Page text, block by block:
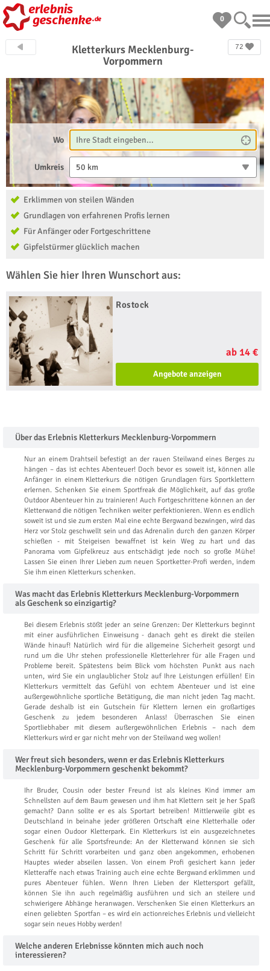
0
72
Kletterkurs Mecklenburg-
Vorpommern
Wo
Umkreis 50 km
Erklimmen von steilen Wänden
Grundlagen von erfahrenen Profis lernen
Für Anfänger oder Fortgeschrittene
Gipfelstürmer glücklich machen
Wählen Sie hier Ihren Wunschort aus:
Rostock
ab 14 €
Angebote anzeigen
Über das Erlebnis Kletterkurs Mecklenburg-Vorpommern
Nur an einem Drahtseil befestigt an der rauen Steilwand eines Berges zu
hängen – das ist echtes Abenteuer! Doch bevor es soweit ist, können alle
Anfänger in einem Kletterkurs die nötigen Grundlagen fürs Sportklettern
erlernen. Schenken Sie einem Sportfreak die Möglichkeit, auf das große
Outdoor Abenteuer hin zu trainieren! Auch Fortgeschrittene können an der
Kletterwand die nötigen Techniken weiter perfektionieren. Wenn es endlich
soweit ist und sie zum ersten Mal eine echte Bergwand bezwingen, wird das
Herz vor Stolz geschwellt sein und das Adrenalin durch den ganzen Körper
schießen - mit Steigeisen bewaffnet ist kein Weg zu hart und das
Panorama vom Gipfelkreuz aus entschädigt jede noch so große Mühe!
Lassen Sie einen Ihrer Lieben zum neuen Sportketter-Profi werden, indem
Sie ihm einen Kletterkurs schenken.
Was macht das Erlebnis Kletterkurs Mecklenburg-Vorpommern
als Geschenk so einzigartig?
Bei diesem Erlebnis stößt jeder an seine Grenzen: Der Kletterkurs beginnt
mit einer ausführlichen Einweisung - danach geht es direkt die steilen
Wände hinauf! Natürlich wird für die allgemeine Sicherheit gesorgt und
rund um die Uhr stehen professionelle Kletterlehrer für alle Fragen und
Probleme bereit. Spätestens beim Blick vom höchsten Punkt aus nach
unten, wird Sie ein unglaublicher Stolz auf Ihre Leistungen erfüllen! Ein
Kletterkurs vermittelt das Gefühl von echtem Abenteuer und ist eine
außergewöhnliche sportliche Betätigung, die man nicht jeden Tag macht.
Gerade deshalb ist ein Gutschein für Klettern lernen ein großartiges
Geschenk zu jedem besonderen Anlass! Überraschen Sie einen
Sportliebhaber mit diesem außergewöhnlichen Erlebnis – nach dem
Kletterkurs wird er gar nicht mehr von der Steilwand weg wollen!
Wer freut sich besonders, wenn er das Erlebnis Kletterkurs
Mecklenburg-Vorpommern geschenkt bekommt?
Ihr Bruder, Cousin oder bester Freund ist als kleines Kind immer am
Schnellsten auf dem Baum gewesen und ihm hat Klettern seit je her Spaß
gemacht? Dann sollte er es als Sportart betreiben! Mittlerweile gibt es
Deutschland in beinahe jeder größeren Ortschaft eine Kletterhalle oder
sogar einen Oudoor Kletterpark. Ein Kletterkurs ist ein ausgezeichnetes
Geschenk für alle Sportsfreunde: An der Kletterwand können sie sich
Schritt für Schritt vorarbeiten und ganz oben angekommen, erhobenen
Hauptes wieder abseilen lassen. Von einem Profi gesichert kann jeder
Kletteraffe nach etwas Training auch eine echte Bergwand erklimmen und
pures Abenteuer fühlen. Wenn Ihren Lieben der Klettersport gefällt,
können Sie ihn auch regelmäßig ausführen und sich an steilere und
schwierigere Abhänge heranwagen. Verschenken Sie einen Kletterkurs an
einen geliebten Sportfan – es wird ein actionreiches Erlebnis und vielleicht
sogar sein neues Hobby werden!
Welche anderen Erlebnisse könnten mich auch noch
interessieren?